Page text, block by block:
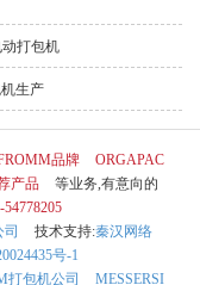
打包机
生产
品牌
ORGAPAC
产品
等业务,有意向的
54778205
技术支持:秦汉网络
号-1
打包机公司 MESSERSI